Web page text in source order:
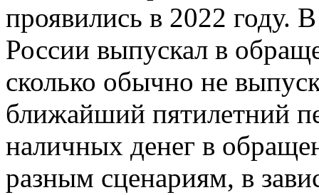
проявились в 2022 году.
России выпускал в
сколько обычно не
ближайший пятилетний
наличных денег в
разным сценариям, в